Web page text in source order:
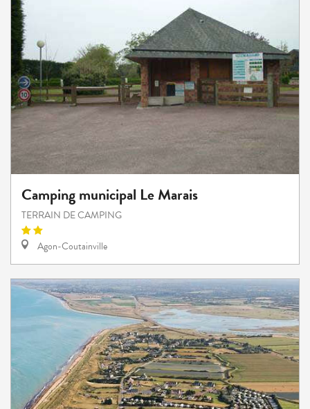
Camping municipal Le Marais
TERRAIN DE CAMPING
Agon-Coutainville